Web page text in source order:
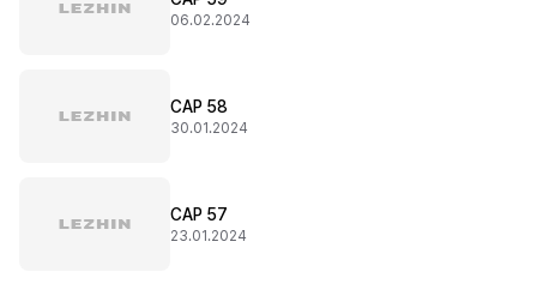
06.02.2024
CAP 58
30.01.2024
CAP 57
23.01.2024